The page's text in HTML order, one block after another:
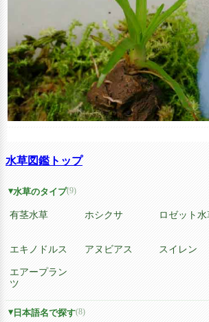
水草図鑑トップ
水草のタイプ(9)
有茎水草 ホシクサ ロゼット水
エキノドルス アヌビアス スイレン
エアープラン
ツ
日本語名で探す(8)